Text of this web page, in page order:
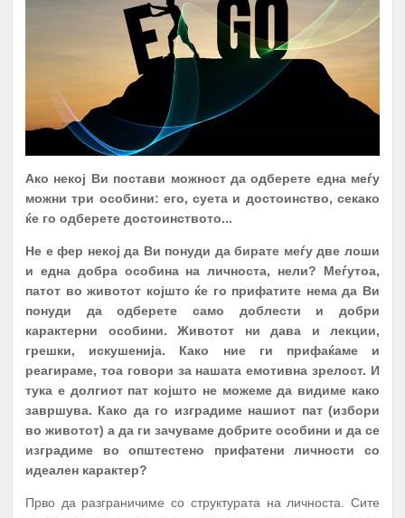
Ако некој Ви постави можност да одберете една меѓу
можни три особини: его, суета и достоинство, секако
ќе го одберете достоинството...
Не е фер некој да Ви понуди да бирате меѓу две лоши
и една добра особина на личноста, нели? Меѓутоа,
патот во животот којшто ќе го прифатите нема да Ви
понуди да одберете само доблести и добри
карактерни особини. Животот ни дава и лекции,
грешки, искушенија. Како ние ги прифаќаме и
реагираме, тоа говори за нашата емотивна зрелост. И
тука е долгиот пат којшто не можеме да видиме како
завршува. Како да го изградиме нашиот пат (избори
во животот) а да ги зачуваме добрите особини и да се
изградиме во општестено прифатени личности со
идеален карактер?
Прво да разграничиме со структурата на личноста. Сите